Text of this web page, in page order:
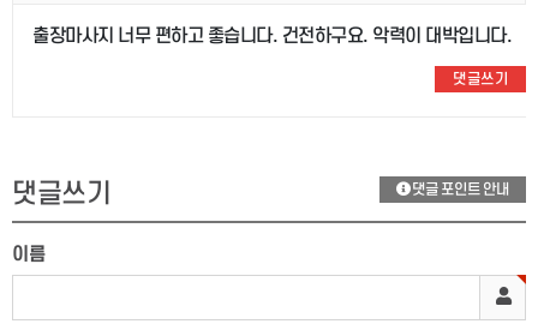
출장마사지 너무 편하고 좋습니다. 건전하구요. 악력이 대박입니다.
댓글쓰기
댓글쓰기 댓글 포인트 안내
이름